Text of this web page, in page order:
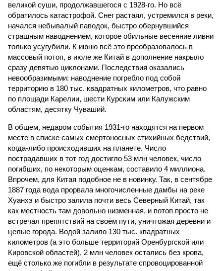
великой суши, продолжавшегося с 1928-го. Но всё
обратилось катастрофой. Снег растаял, устремился в реки,
начался небывалый паводок, быстро обернувшийся
страшным наводнением, которое обильные весенние ливни
только усугубили. К июню всё это преобразовалось в
массовый потоп, в июле же Китай в дополнение накрыло
сразу девятью циклонами. Последствия оказались
невообразимыми: наводнение погребло под собой
территорию в 180 тыс. квадратных километров, что равно
по площади Карелии, шести Курским или Калужским
областям, десятку Чуваший.
В общем, недаром события 1931-го находятся на первом
месте в списке самых смертоносных стихийных бедствий,
когда-либо происходивших на планете. Число
пострадавших в тот год достигло 53 млн человек, число
погибших, по некоторым оценкам, составило 4 миллиона.
Впрочем, для Китая подобное не в новинку. Так, в сентябре
1887 года вода прорвала многочисленные дамбы на реке
Хуанхэ и быстро залила почти весь Северный Китай, так
как местность там довольно низменная, и потоп просто не
встречал препятствий на своём пути, уничтожая деревни и
целые города. Водой залило 130 тыс. квадратных
километров (а это больше территорий Оренбургской или
Кировской областей), 2 млн человек остались без крова,
ещё столько же погибли в результате спровоцированной